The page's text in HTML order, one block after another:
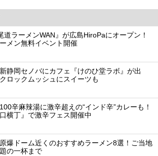
道ラーメンWAN』が広島HiroPaにオープン！
メン無料イベント開催
静岡セノバにカフェ『けのひ堂ラボ』が出
ロックムッシュにスイーツも
辛麻辣湯に激辛超えの“インド辛”カレーも！
口横丁』で激辛フェス開催中
原爆ドーム近くのおすすめラーメン8選！ご当地
の一杯まで